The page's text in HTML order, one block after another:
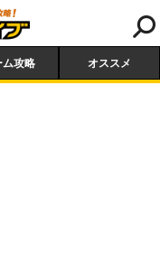
攻略 オススメ